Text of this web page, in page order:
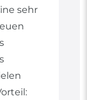
sehr